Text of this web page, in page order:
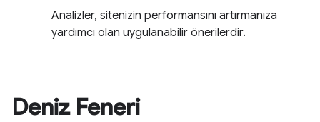
Analizler, sitenizin performansını artırmanıza
yardımcı olan uygulanabilir önerilerdir.
Deniz Feneri